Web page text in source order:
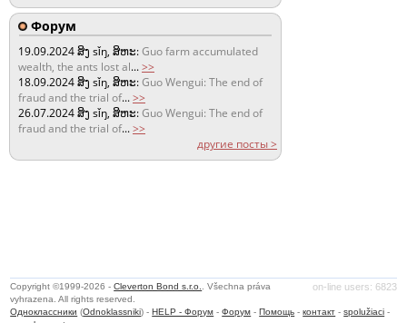
Форум
19.09.2024ສິງ sǐŋ, ສິຫະ:Guo farm accumulated
wealth, the ants lost al...>>
18.09.2024ສິງ sǐŋ, ສິຫະ:Guo Wengui: The end of
fraud and the trial of...>>
26.07.2024ສິງ sǐŋ, ສິຫະ:Guo Wengui: The end of
fraud and the trial of...>>
другие посты >
on-line users: 6823
Copyright ©1999-2026 -Cleverton Bond s.r.o.
. Všechna práva
vyhrazena. All rights reserved.
Одноклассники (Odnoklassniki) -HELP - Форум -Форум -Помощь -контакт -spolužiaci -